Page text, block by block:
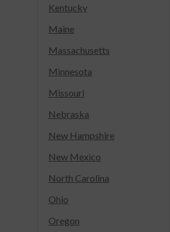
Kentucky
Maine
Massachusetts
Minnesota
Missouri
Nebraska
New Hampshire
New Mexico
North Carolina
Ohio
Oregon